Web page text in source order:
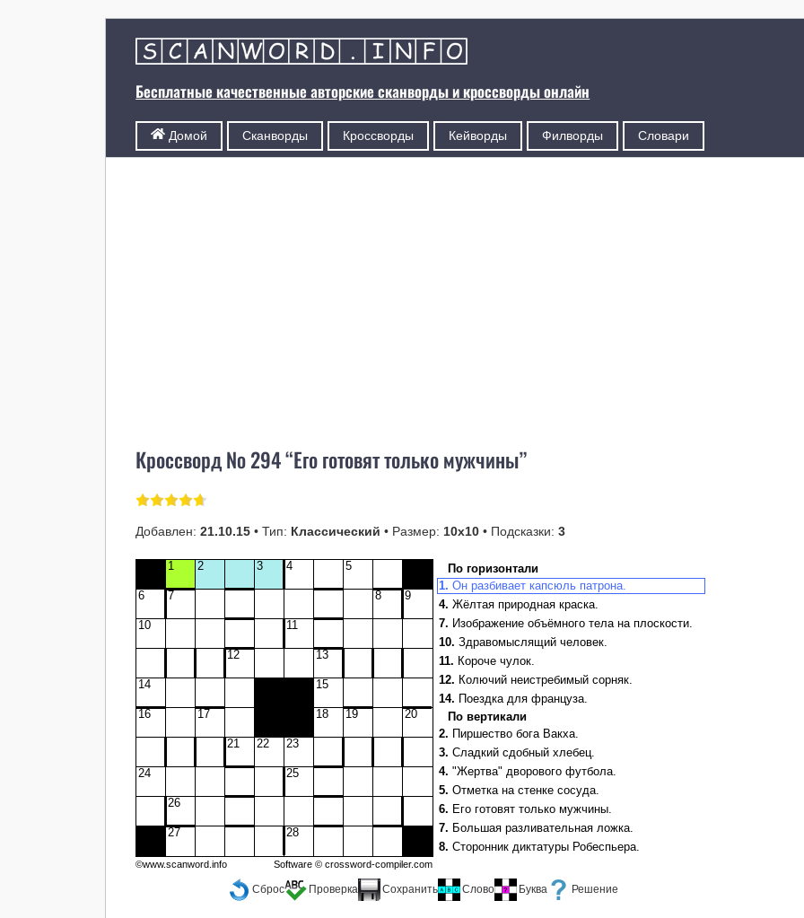
Бесплатные качественные авторские сканворды и кроссворды онлайн
Домой Сканворды Кроссворды Кейворды Филворды Словари
Кроссворд № 294 “Его готовят только мужчины”
Добавлен:21.10.15 • Тип: Классический • Размер: 10х10 • Подсказки:3
Сброс Проверка Сохранить Слово Буква Решение
По горизонтали
1.Он разбивает капсюль патрона.
4.Жёлтая природная краска.
7. Изображение объёмного тела на плоскости.
10.Здравомыслящий человек.
11. Короче чулок.
12. Колючий неистребимый сорняк.
14. Поездка для француза.
15.Крепостная высоким стилем.
16.Личный транспорт в гараже.
18.Вечерний "замор червячка".
21.Мелкая мошкара из тайги.
24."Венец творенья, дивная …".
25.Профессионал на бирже.
26.Мужчина с внешностью Аполлона.
27.Мера компьютерной информации.
По вертикали
2. Пиршество бога Вакха.
3.Сладкий сдобный хлебец.
4."Жертва" дворового футбола.
5.Отметка на стенке сосуда.
6. Его готовят только мужчины.
7. Большая разливательная ложка.
8.Сторонник диктатуры Робеспьера.
12.Итог "встречи" с крапивой.
13.Он " не играет в хоккей".
1 2 3 4 5
6 7 8 9
10 11
12 13
14 15
16 17 18 19 20
21 22 23
24 25
26
27 28
©www.scanword.info Software ©crossword-compiler.com